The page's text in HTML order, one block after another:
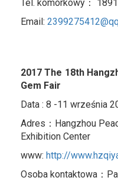
Tel. komórkowy：
Email:
2017 The 18th
Gem Fair
Data : 8 -11 września
Adres：Hangzhou
Exhibition Center
www: http://
Osoba kontaktowa：